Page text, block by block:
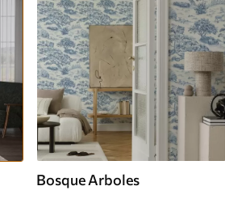
Bosque Arboles